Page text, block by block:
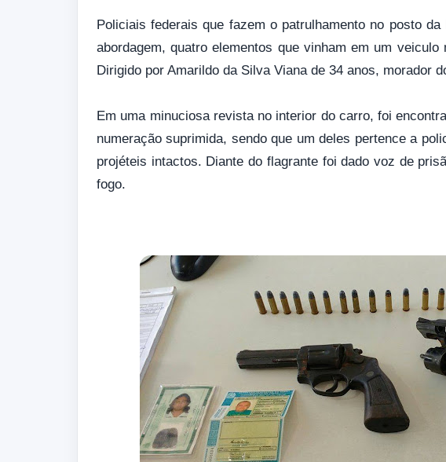
Policiais federais que fazem o patrulhamento no posto
abordagem, quatro elementos que vinham em um
Dirigido por Amarildo da Silva Viana de 34 anos, morador
Em uma minuciosa revista no interior do carro, foi
numeração suprimida, sendo que um deles pertence a
projéteis intactos. Diante do flagrante foi dado voz de
fogo.